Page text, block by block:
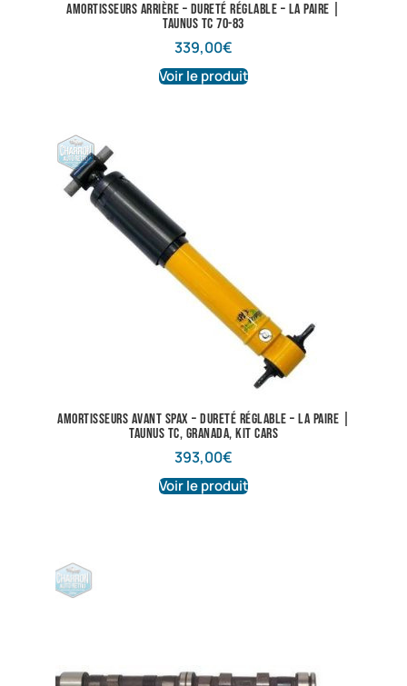
Amortisseurs arrière – dureté réglable – La paire |
Taunus TC 70-83
339,00€
Voir le produit
Amortisseurs avant Spax – dureté réglable – La paire |
Taunus TC, Granada, Kit cars
393,00€
Voir le produit